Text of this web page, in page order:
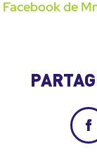
Facebook de